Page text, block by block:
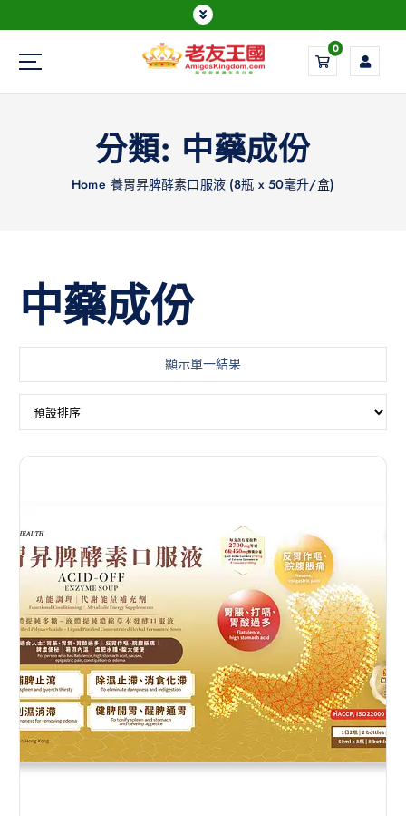
Everything is possible
0
分類: 中藥成份
Home 養胃昇脾酵素口服液 (8瓶 x 50毫升/盒)
中藥成份
顯示單一結果